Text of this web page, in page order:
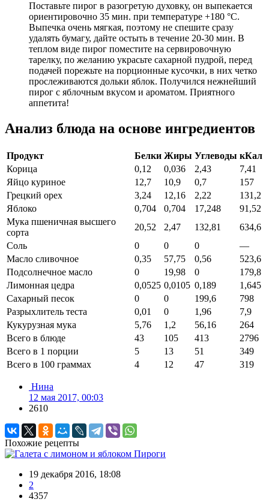
Поставьте пирог в разогретую духовку, он выпекается
ориентировочно 35 мин. при температуре +180 °С.
Выпечка очень мягкая, поэтому не спешите сразу
удалять бумагу, дайте остыть в течение 20-30 мин. В
теплом виде пирог поместите на сервировочную
тарелку, по желанию украсьте сахарной пудрой, перед
подачей порежьте на порционные кусочки, в них четко
прослеживаются дольки яблок. Получился нежнейший
пирог с яблочным вкусом и ароматом. Приятного
аппетита!
Анализ блюда на основе ингредиентов
Продукт Белки Жиры Углеводы кКал
Корица
0,12 0,036 2,43
7,41
Яйцо куриное
12,7 10,9 0,7
157
Грецкий орех
3,24 12,16 2,22
131,2
Яблоко
0,704 0,704 17,248
91,52
Мука пшеничная высшего
сорта
20,52 2,47 132,81
634,6
Соль
0 0 0
—
Масло сливочное
0,35 57,75 0,56
523,6
Подсолнечное масло
0 19,98 0
179,8
Лимонная цедра
0,0525 0,0105 0,189
1,645
Сахарный песок
0 0 199,6
798
Разрыхлитель теста
0,01 0 1,96
7,9
Кукурузная мука
5,76 1,2 56,16
264
Всего в блюде
43 105 413
2796
Всего в 1 порции
5 13 51
349
Всего в 100 граммах
4 12 47 319
Нина
12 мая 2017, 00:03
2610
Похожие рецепты
Пироги
19 декабря 2016, 18:08
2
4357